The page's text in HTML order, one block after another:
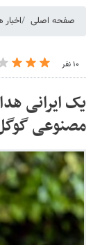
صفحه اصلی
۱۰ نفر
یک ایرانی
مصنوعی